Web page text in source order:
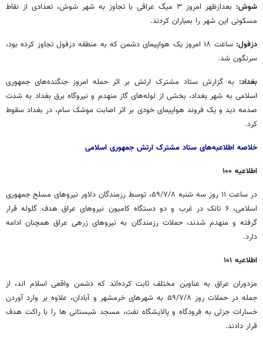
شوش:
بعدازظهر امروز ۳ میگ عراقی با تجاوز به شهر شوش، تعدادی از نقاط
مسکونی این شهر را بمباران کردند.
دزفول:
ساعت ۱۸ امروز یک هواپیمای دشمن که به منطقه دزفول تجاوز کرده بود،
سرنگون شد.
بغداد: به گزارش ستاد مشترک ارتش بر اثر حمله امروز جنگنده‌های جمهوری
اسلامی به شهر بغداد، بخشی از لوله‌های گاز منهدم و نیروگاه برق بغداد به شدت
صدمه دید و یک فروند هواپیمای خودی بر اثر اصابت موشک سام، در بغداد سقوط
کرد.
خلاصه اطلاعیه‌های ستاد مشترک ارتش جمهوری اسلامی
اطلاعیه ۱۰۰
در ساعت ۱۱ روز سه شنبه ۵۹/۷/۸، توسط رزمندگان دلاور نیروهای مسلح جمهوری
اسلامی، ۶ تانک در غرب و دو دستگاه کامیون نیروهای عراق هدف گلوله قرار
گرفته و منهدم شدند، حملات رزمندگان به نیروهای زرهی عراق همچنان ادامه
دارد.
اطلاعیه ۱۰۱
مزدوران عراق به عناوین مختلف ثابت کرده‌اند که دشمن واقعی اسلام اند، از
جمله در حملات روز ۵۹/۷/۸ به شهرهای خرمشهر و آبادان، علاوه بر وارد آوردن
خسارات جزئی به فرودگاه و پالایشگاه نفت، مسجد شبستانی ها را با راکت هدف
قرار دادند.